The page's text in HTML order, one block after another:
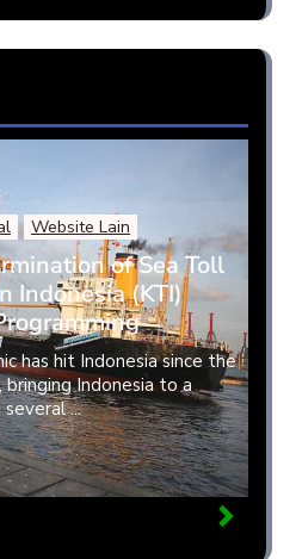
Website Lain
of Sea Toll
Indonesia (KTI)
has hit Indonesia since the
Indonesia to a
...